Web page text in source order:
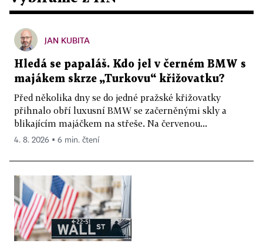
JAN KUBITA
Hledá se papaláš. Kdo jel v černém BMW s
majákem skrze „Turkovu“ křižovatku?
Před několika dny se do jedné pražské křižovatky
přihnalo obří luxusní BMW se začerněnými skly a
blikajícím majáčkem na střeše. Na červenou...
4. 8. 2026 ▪ 6 min. čtení